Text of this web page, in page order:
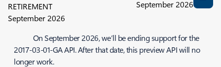
RETIREMENT
September 2026
September 2026
On September 2026, we’ll be ending support for the
2017-03-01-GA API. After that date, this preview API will no
longer work.